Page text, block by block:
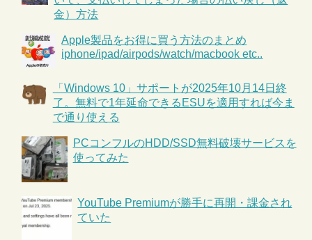
金）方法
Apple製品をお得に買う方法のまとめ
iphone/ipad/airpods/watch/macbook etc..
「Windows 10」サポートが2025年10月14日終
了。無料で1年延命できるESUを適用すれば今ま
で通り使える
PCコンフルのHDD/SSD無料破壊サービスを
使ってみた
YouTube Premiumが勝手に再開・課金され
ていた